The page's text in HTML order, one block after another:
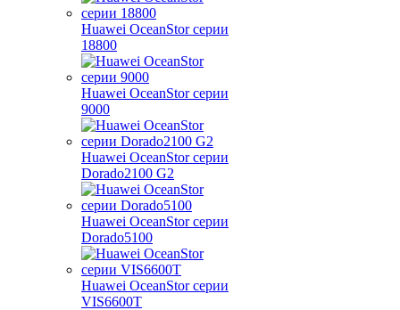
Huawei OceanStor серии
18800
Huawei OceanStor серии
9000
Huawei OceanStor серии
Dorado2100 G2
Huawei OceanStor серии
Dorado5100
Huawei OceanStor серии
VIS6600T